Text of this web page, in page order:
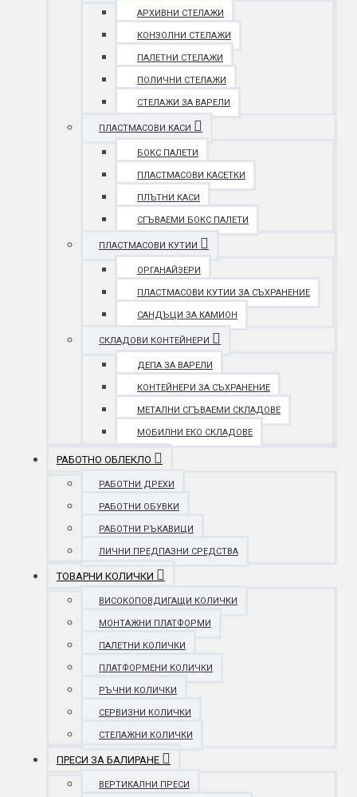
АРХИВНИ СТЕЛАЖИ
КОНЗОЛНИ СТЕЛАЖИ
ПАЛЕТНИ СТЕЛАЖИ
ПОЛИЧНИ СТЕЛАЖИ
СТЕЛАЖИ ЗА ВАРЕЛИ
ПЛАСТМАСОВИ КАСИ
БОКС ПАЛЕТИ
ПЛАСТМАСОВИ КАСЕТКИ
ПЛЪТНИ КАСИ
СГЪВАЕМИ БОКС ПАЛЕТИ
ПЛАСТМАСОВИ КУТИИ
ОРГАНАЙЗЕРИ
ПЛАСТМАСОВИ КУТИИ ЗА СЪХРАНЕНИЕ
САНДЪЦИ ЗА КАМИОН
СКЛАДОВИ КОНТЕЙНЕРИ
ДЕПА ЗА ВАРЕЛИ
КОНТЕЙНЕРИ ЗА СЪХРАНЕНИЕ
МЕТАЛНИ СГЪВАЕМИ СКЛАДОВЕ
МОБИЛНИ ЕКО СКЛАДОВЕ
РАБОТНО ОБЛЕКЛО
РАБОТНИ ДРЕХИ
РАБОТНИ ОБУВКИ
РАБОТНИ РЪКАВИЦИ
ЛИЧНИ ПРЕДПАЗНИ СРЕДСТВА
ТОВАРНИ КОЛИЧКИ
ВИСОКОПОВДИГАЩИ КОЛИЧКИ
МОНТАЖНИ ПЛАТФОРМИ
ПАЛЕТНИ КОЛИЧКИ
ПЛАТФОРМЕНИ КОЛИЧКИ
РЪЧНИ КОЛИЧКИ
СЕРВИЗНИ КОЛИЧКИ
СТЕЛАЖНИ КОЛИЧКИ
ПРЕСИ ЗА БАЛИРАНЕ
ВЕРТИКАЛНИ ПРЕСИ